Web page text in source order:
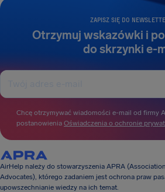
ZAPISZ SIĘ DO
Otrzymuj wskazówki i
do skrzynki e-
Chcę otrzymywać wiadomości e-mail od firmy
postanowienia Oświadczenia o ochronie
AirHelp należy do stowarzyszenia APRA
Advocates), którego zadaniem jest ochrona praw
upowszechnianie wiedzy na ich temat.